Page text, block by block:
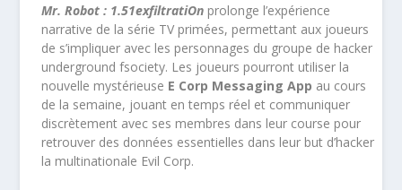
Mr. Robot: 1.51exfiltratiOn prolonge l’expérience
narrative de la série TV primées, permettant aux joueurs
de s’impliquer avec les personnages du groupe de hacker
underground fsociety. Les joueurs pourront utiliser la
nouvelle mystérieuse E Corp Messaging App au cours
de la semaine, jouant en temps réel et communiquer
discrètement avec ses membres dans leur course pour
retrouver des données essentielles dans leur but d’hacker
la multinationale Evil Corp.